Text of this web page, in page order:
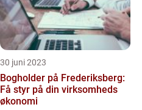
30 juni 2023
Bogholder på Frederiksberg:
Få styr på din virksomheds
økonomi